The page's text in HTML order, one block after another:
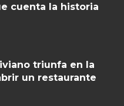
cuenta la historia
triunfa en la
un restaurante